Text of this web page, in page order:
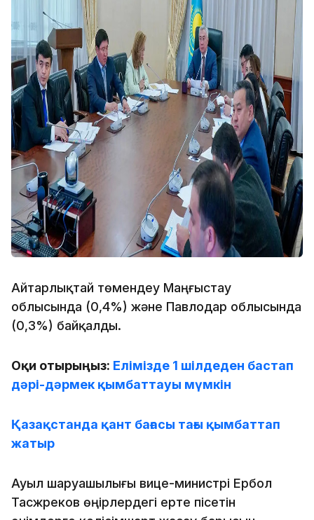
Айтарлықтай төмендеу Маңғыстау
облысында (0,4%) және Павлодар облысында
(0,3%) байқалды.
Оқи отырыңыз: Елімізде 1 шілдеден бастап
дәрі-дәрмек қымбаттауы мүмкін
Қазақстанда қант бағасы тағы қымбаттап
жатыр
Ауыл шаруашылығы вице-министрі Ербол
Тасжүреков өңірлердегі ерте пісетін